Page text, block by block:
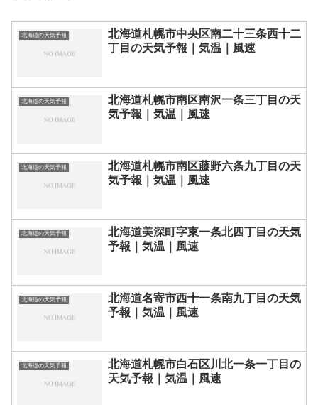
北海道の天気予報
北海道札幌市中央区南二十三条西十二
丁目の天気予報｜気温｜風速
北海道の天気予報
北海道札幌市南区南沢一条三丁目の天
気予報｜気温｜風速
北海道の天気予報
北海道札幌市南区藤野六条九丁目の天
気予報｜気温｜風速
北海道の天気予報
北海道美深町字東一条北四丁目の天気
予報｜気温｜風速
北海道の天気予報
北海道名寄市西十一条南九丁目の天気
予報｜気温｜風速
北海道の天気予報
北海道札幌市白石区川北一条一丁目の
天気予報｜気温｜風速